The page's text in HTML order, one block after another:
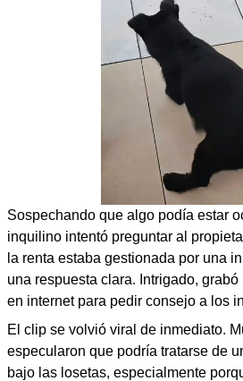
Sospechando que algo podía estar
inquilino intentó preguntar al
la renta estaba gestionada por una
una respuesta clara. Intrigado,
en internet para pedir consejo a los
El clip se volvió viral de inmediato.
especularon que podría tratarse de
bajo las losetas, especialmente